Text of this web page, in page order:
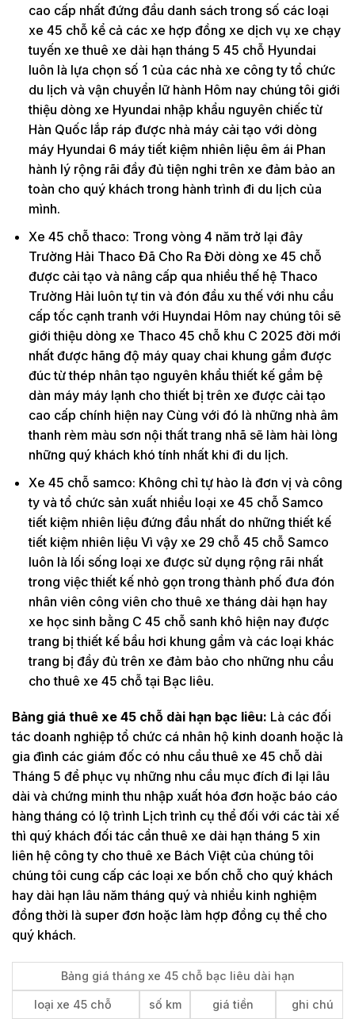
cao cấp nhất đứng đầu danh sách trong số các loại
xe 45 chỗ kể cả các xe hợp đồng xe dịch vụ xe chạy
tuyến xe thuê xe dài hạn tháng 5 45 chỗ Hyundai
luôn là lựa chọn số 1 của các nhà xe công ty tổ chức
du lịch và vận chuyển lữ hành Hôm nay chúng tôi giới
thiệu dòng xe Hyundai nhập khẩu nguyên chiếc từ
Hàn Quốc lắp ráp được nhà máy cải tạo với dòng
máy Hyundai 6 máy tiết kiệm nhiên liệu êm ái Phan
hành lý rộng rãi đầy đủ tiện nghi trên xe đảm bảo an
toàn cho quý khách trong hành trình đi du lịch của
mình.
Xe 45 chỗ thaco: Trong vòng 4 năm trở lại đây
Trường Hải Thaco Đã Cho Ra Đời dòng xe 45 chỗ
được cải tạo và nâng cấp qua nhiều thế hệ Thaco
Trường Hải luôn tự tin và đón đầu xu thế với nhu cầu
cấp tốc cạnh tranh với Huyndai Hôm nay chúng tôi sẽ
giới thiệu dòng xe Thaco 45 chỗ khu C 2025 đời mới
nhất được hãng độ máy quay chai khung gầm được
đúc từ thép nhân tạo nguyên khẩu thiết kế gầm bệ
dàn máy máy lạnh cho thiết bị trên xe được cải tạo
cao cấp chính hiện nay Cùng với đó là những nhà âm
thanh rèm màu sơn nội thất trang nhã sẽ làm hài lòng
những quý khách khó tính nhất khi đi du lịch.
Xe 45 chỗ samco: Không chỉ tự hào là đơn vị và công
ty và tổ chức sản xuất nhiều loại xe 45 chỗ Samco
tiết kiệm nhiên liệu đứng đầu nhất do những thiết kế
tiết kiệm nhiên liệu Vì vậy xe 29 chỗ 45 chỗ Samco
luôn là lối sống loại xe được sử dụng rộng rãi nhất
trong việc thiết kế nhỏ gọn trong thành phố đưa đón
nhân viên công viên cho thuê xe tháng dài hạn hay
xe học sinh bằng C 45 chỗ sanh khô hiện nay được
trang bị thiết kế bầu hơi khung gầm và các loại khác
trang bị đầy đủ trên xe đảm bảo cho những nhu cầu
cho thuê xe 45 chỗ tại Bạc liêu.
Bảng giá thuê xe 45 chỗ dài hạn bạc liêu: Là các đối
tác doanh nghiệp tổ chức cá nhân hộ kinh doanh hoặc là
gia đình các giám đốc có nhu cầu thuê xe 45 chỗ dài
Tháng 5 để phục vụ những nhu cầu mục đích đi lại lâu
dài và chứng minh thu nhập xuất hóa đơn hoặc báo cáo
hàng tháng có lộ trình Lịch trình cụ thể đối với các tài xế
thì quý khách đối tác cần thuê xe dài hạn tháng 5 xin
liên hệ công ty cho thuê xe Bách Việt của chúng tôi
chúng tôi cung cấp các loại xe bốn chỗ cho quý khách
hay dài hạn lâu năm tháng quý và nhiều kinh nghiệm
đồng thời là super đơn hoặc làm hợp đồng cụ thể cho
quý khách.
Bảng giá tháng xe 45 chỗ bạc liêu dài hạn
loại xe 45 chỗ số km giá tiền ghi chú